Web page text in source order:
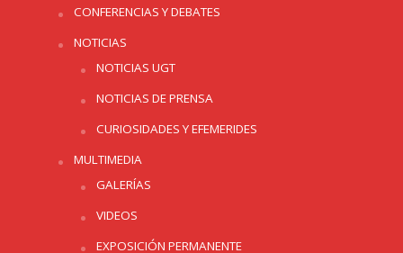
CONFERENCIAS Y DEBATES
NOTICIAS
NOTICIAS UGT
NOTICIAS DE PRENSA
CURIOSIDADES Y EFEMERIDES
MULTIMEDIA
GALERÍAS
VIDEOS
EXPOSICIÓN PERMANENTE